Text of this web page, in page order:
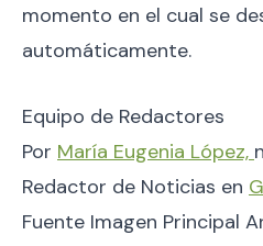
momento en el cual se
automáticamente.
Equipo de Redactores
Por María Eugenia López,
Redactor de Noticias en
Fuente Imagen Principal